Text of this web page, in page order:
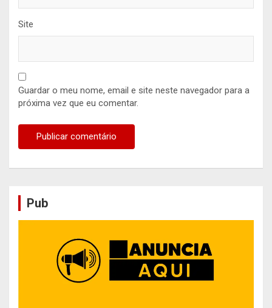
Site
Guardar o meu nome, email e site neste navegador para a
próxima vez que eu comentar.
Pub